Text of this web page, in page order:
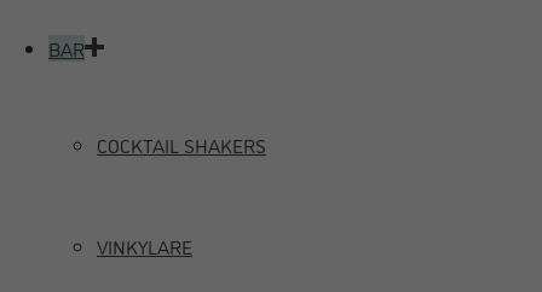
BAR
COCKTAIL SHAKERS
VINKYLARE